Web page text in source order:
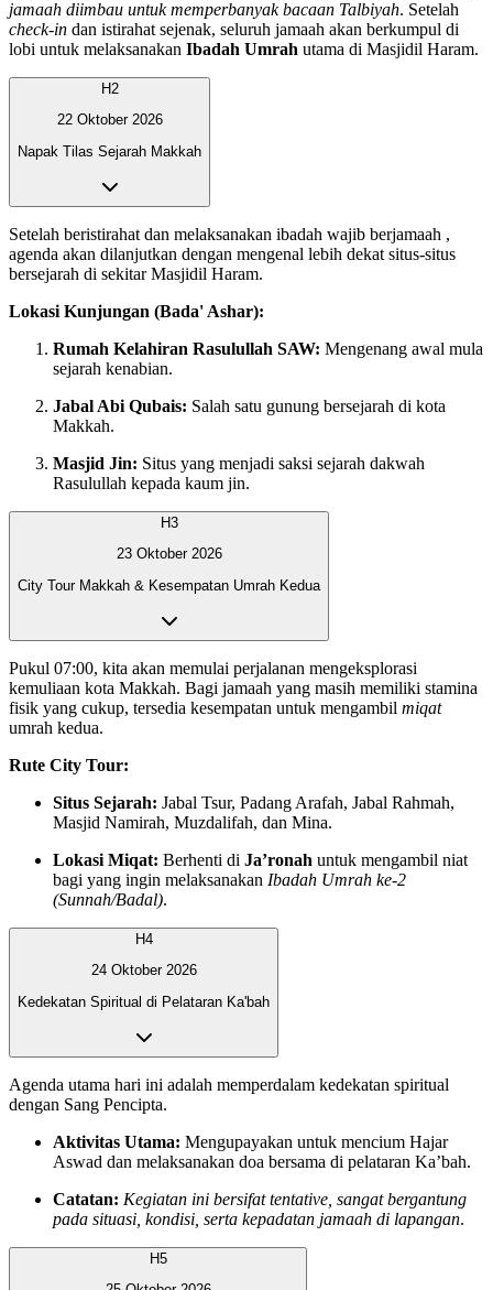
jamaah diimbau untuk memperbanyak bacaan Talbiyah. Setelah
check-in dan istirahat sejenak, seluruh jamaah akan berkumpul di
lobi untuk melaksanakan Ibadah Umrah utama di Masjidil Haram.
H2
22 Oktober 2026
Napak Tilas Sejarah Makkah
Setelah beristirahat dan melaksanakan ibadah wajib berjamaah ,
agenda akan dilanjutkan dengan mengenal lebih dekat situs-situs
bersejarah di sekitar Masjidil Haram.
Lokasi Kunjungan (Bada' Ashar):
Rumah Kelahiran Rasulullah SAW: Mengenang awal mula
sejarah kenabian.
Jabal Abi Qubais: Salah satu gunung bersejarah di kota
Makkah.
Masjid Jin: Situs yang menjadi saksi sejarah dakwah
Rasulullah kepada kaum jin.
H3
23 Oktober 2026
City Tour Makkah & Kesempatan Umrah Kedua
Pukul 07:00, kita akan memulai perjalanan mengeksplorasi
kemuliaan kota Makkah. Bagi jamaah yang masih memiliki stamina
fisik yang cukup, tersedia kesempatan untuk mengambil miqat
umrah kedua.
Rute City Tour:
Situs Sejarah: Jabal Tsur, Padang Arafah, Jabal Rahmah,
Masjid Namirah, Muzdalifah, dan Mina.
Lokasi Miqat: Berhenti di Ja’ronah untuk mengambil niat
bagi yang ingin melaksanakan Ibadah Umrah ke-2
(Sunnah/Badal).
H4
24 Oktober 2026
Kedekatan Spiritual di Pelataran Ka'bah
Agenda utama hari ini adalah memperdalam kedekatan spiritual
dengan Sang Pencipta.
Aktivitas Utama: Mengupayakan untuk mencium Hajar
Aswad dan melaksanakan doa bersama di pelataran Ka’bah.
Catatan: Kegiatan ini bersifat tentative, sangat bergantung
pada situasi, kondisi, serta kepadatan jamaah di lapangan.
H5